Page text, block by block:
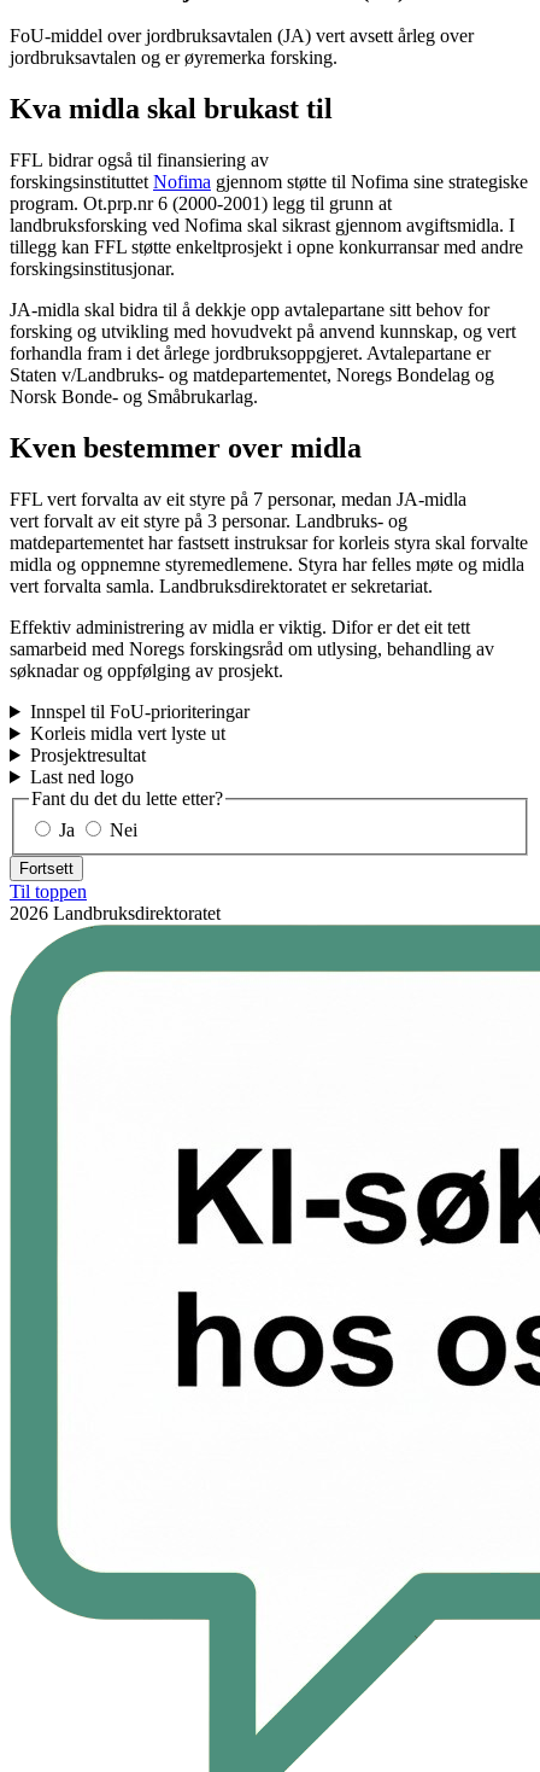
FoU-middel over jordbruksavtalen (JA) vert avsett årleg over
jordbruksavtalen og er øyremerka forsking.
Kva midla skal brukast til
FFL bidrar også til finansiering av
forskingsinstituttet Nofima gjennom støtte til Nofima sine strategiske
program. Ot.prp.nr 6 (2000-2001) legg til grunn at
landbruksforsking ved Nofima skal sikrast gjennom avgiftsmidla. I
tillegg kan FFL støtte enkeltprosjekt i opne konkurransar med andre
forskingsinstitusjonar.
JA-midla skal bidra til å dekkje opp avtalepartane sitt behov for
forsking og utvikling med hovudvekt på anvend kunnskap, og vert
forhandla fram i det årlege jordbruksoppgjeret. Avtalepartane er
Staten v/Landbruks- og matdepartementet, Noregs Bondelag og
Norsk Bonde- og Småbrukarlag.
Kven bestemmer over midla
FFL vert forvalta av eit styre på 7 personar, medan JA-midla
vert forvalt av eit styre på 3 personar. Landbruks- og
matdepartementet har fastsett instruksar for korleis styra skal forvalte
midla og oppnemne styremedlemene. Styra har felles møte og midla
vert forvalta samla. Landbruksdirektoratet er sekretariat.
Effektiv administrering av midla er viktig. Difor er det eit tett
samarbeid med Noregs forskingsråd om utlysing, behandling av
søknadar og oppfølging av prosjekt.
Innspel til FoU-prioriteringar
Korleis midla vert lyste ut
Prosjektresultat
Last ned logo
Fant du det du lette etter?
Ja
Nei
Fortsett
Til toppen
2026 Landbruksdirektoratet